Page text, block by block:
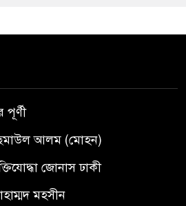
আলম (মোহন)
জোনাস ঢাকী
মহসীন